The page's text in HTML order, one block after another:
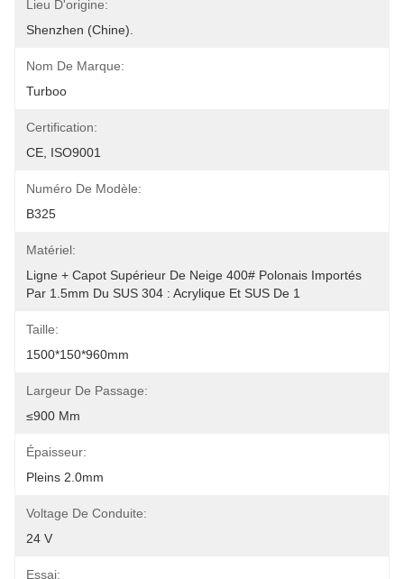
Lieu D'origine:
Shenzhen (Chine).
Nom De Marque:
Turboo
Certification:
CE, ISO9001
Numéro De Modèle:
B325
Matériel:
Ligne + Capot Supérieur De Neige 400# Polonais Importés
Par 1.5mm Du SUS 304 : Acrylique Et SUS De 1
Taille:
1500*150*960mm
Largeur De Passage:
≤900 Mm
Épaisseur:
Pleins 2.0mm
Voltage De Conduite:
24 V
Essai: